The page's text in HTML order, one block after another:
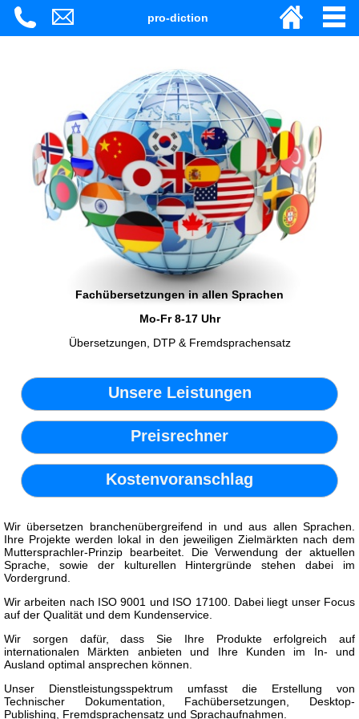
pro-diction
Fachübersetzungen in allen Sprachen
Mo-Fr 8-17 Uhr
Übersetzungen, DTP & Fremdsprachensatz
Unsere Leistungen
Preisrechner
Kostenvoranschlag
Wir übersetzen branchenübergreifend in und aus allen Sprachen.
Ihre Projekte werden lokal in den jeweiligen Zielmärkten nach dem
Muttersprachler-Prinzip bearbeitet. Die Verwendung der aktuellen
Sprache, sowie der kulturellen Hintergründe stehen dabei im
Vordergrund.
Wir arbeiten nach ISO 9001 und ISO 17100. Dabei liegt unser Focus
auf der Qualität und dem Kundenservice.
Wir sorgen dafür, dass Sie Ihre Produkte erfolgreich auf
internationalen Märkten anbieten und Ihre Kunden im In- und
Ausland optimal ansprechen können.
Unser Dienstleistungsspektrum umfasst die Erstellung von
Technischer Dokumentation, Fachübersetzungen, Desktop-
Publishing, Fremdsprachensatz und Sprachaufnahmen.